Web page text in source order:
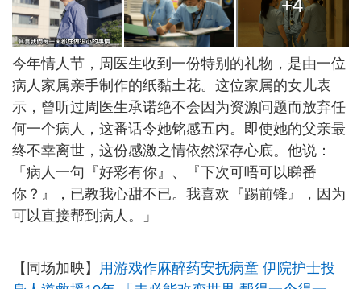
+4
今年情人节，周医生收到一份特别的礼物，是由一位
病人家属亲手制作的纸黏土花。这位家属的女儿表
示，曾听过周医生承诺绝不会因为资源问题而放弃任
何一个病人，这番话令她铭感五内。即使她的父亲最
终不幸离世，这份感激之情依然深存心底。他说：
「病人一句『好彩有你』、『下次可唔可以睇番
你？』，已教我心甜不已。我喜欢『踢前锋』，因为
可以直接帮到病人。」
【同场加映】 用游戏作麻醉药安抚病童 伊院护士投